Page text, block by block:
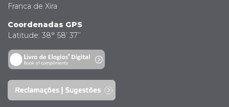
Franca de Xira
Coordenadas GPS
Latitude: 38° 58’ 37’’